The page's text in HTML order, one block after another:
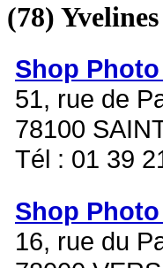
(78) Yvelines
Shop
51, rue de
78100
Tél : 01 39
Shop
16, rue du